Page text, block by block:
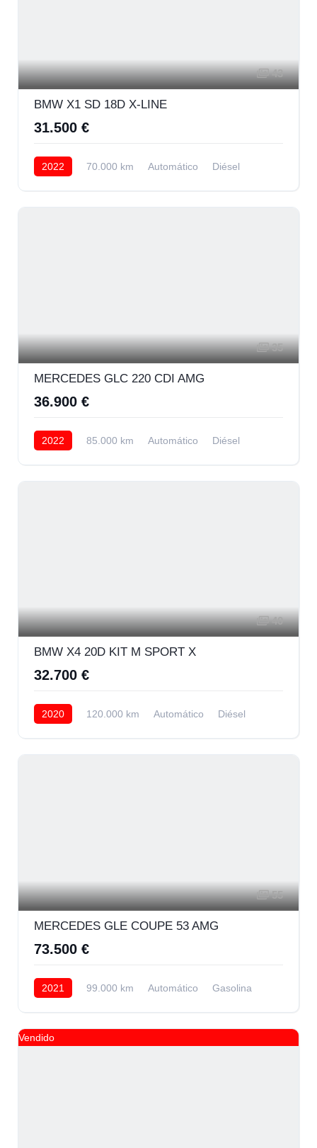
43
BMW X1 SD 18D X-LINE
31.500 €
2022 70.000 km Automático
Diésel
35
MERCEDES GLC 220 CDI AMG
36.900 €
2022 85.000 km Automático
Diésel
40
BMW X4 20D KIT M SPORT X
32.700 €
2020 120.000 km Automático
Diésel
55
MERCEDES GLE COUPE 53 AMG
73.500 €
2021 99.000 km Automático
Gasolina
Vendido